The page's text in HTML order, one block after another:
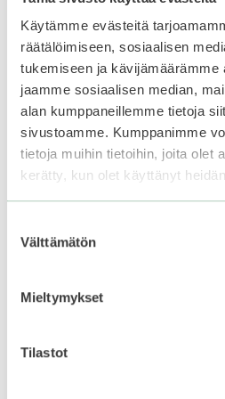
Käytämme evästeitä
räätälöimiseen, sosiaalisen
tukemiseen ja
jaamme sosiaalisen median,
alan kumppaneillemme tietoja
sivustoamme. Kumppanimme
tietoja muihin tietoihin, joita olet
kerätty, kun olet käyttänyt
valinta
Välttämätön
Mieltymykset
Tilastot
4.33
Varasto loppu.Liity
odotuslistalle tästä, niin
saat ilmoituksen, kun
tuote on jälleen
saatavilla.
0
:
t